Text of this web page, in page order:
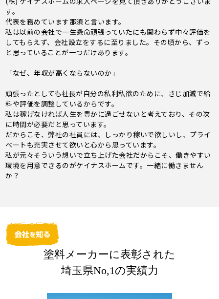
す。
代表を務めています那須と言います。
私は以前の会社で一生懸命頑張っていたにも関わらず中々評価を
してもらえず、会社設立をするに至りました。その頃から、ずっ
と思っていることが一つだけあります。
「なぜ、年収が高くならないのか」
頑張ったとしても社長が自分の私利私欲のために、さじ加減で給
料や評価を調整しているからです。
私は稼げなければ人生を豊かに過ごせないと考えており、その次
に時間が必要だと思っています。
だからこそ、弊社の社員には、しっかり稼いで欲しいし、プライ
ベートも充実させて欲いと心から思っています。
私が元々そういう想いで立ち上げた会社だからこそ、働きやすい
環境を用意できるのがケイナスホームです。一緒に働きません
か？
塗料メーカーに表彰された
埼玉県No,1の実績力